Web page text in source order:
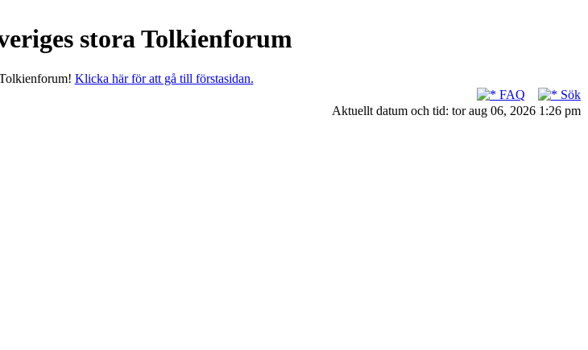
stora Tolkienforum
Klicka här för att gå till förstasidan.
FAQ
Sök
Aktuellt datum och tid: tor aug 06, 2026 1:26 pm